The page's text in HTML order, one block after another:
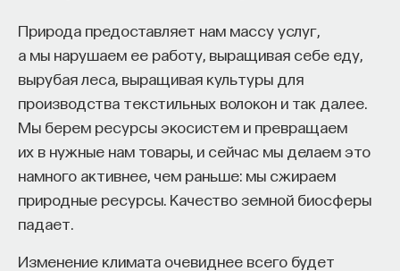
Природа предоставляет нам массу услуг,
а мы нарушаем ее работу, выращивая себе еду,
вырубая леса, выращивая культуры для
производства текстильных волокон и так далее.
Мы берем ресурсы экосистем и превращаем
их в нужные нам товары, и сейчас мы делаем это
намного активнее, чем раньше: мы сжираем
природные ресурсы. Качество земной биосферы
падает.
Изменение климата очевиднее всего будет